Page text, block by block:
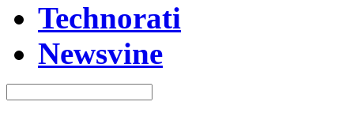
Technorati
Newsvine